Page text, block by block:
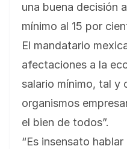
una buena decisión
mínimo al 15 por
El mandatario
afectaciones a la
salario mínimo, tal y
organismos
el bien de todos”.
“Es insensato